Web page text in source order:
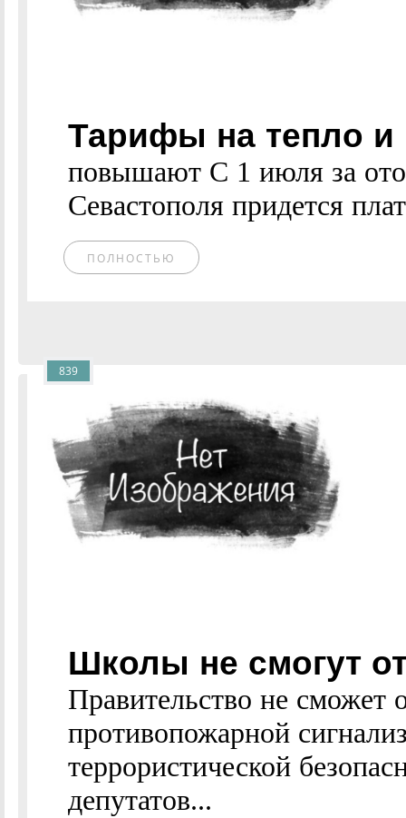
Тарифы на тепло и
повышают С 1 июля за
Севастополя придется
ПОЛНОСТЬЮ
Школы не смогут
Правительство не сможет
противопожарной
террористической
депутатов...
839